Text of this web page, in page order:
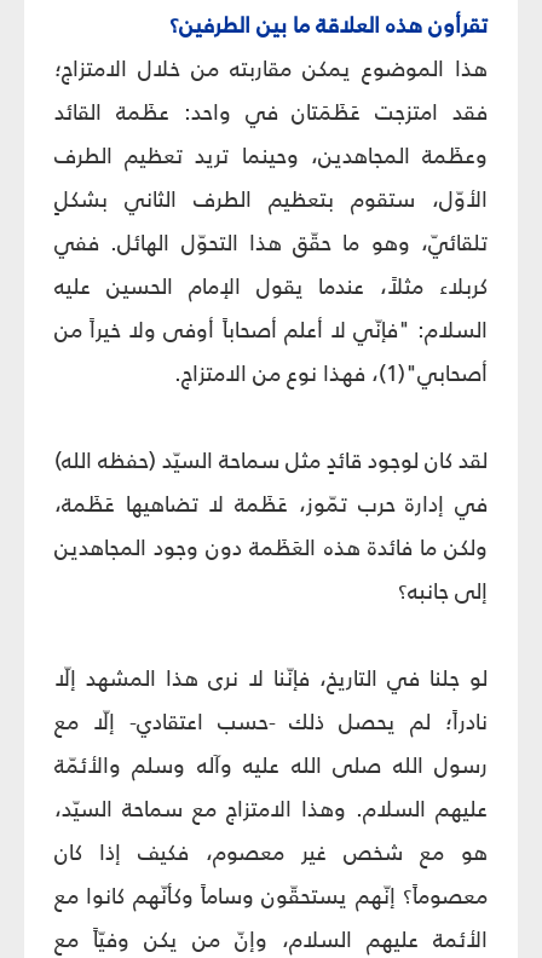
تقرأون هذه العلاقة ما بين الطرفين؟
هذا الموضوع يمكن مقاربته من خلال الامتزاج؛
فقد امتزجت عَظَمَتان في واحد: عظَمة القائد
وعظَمة المجاهدين، وحينما تريد تعظيم الطرف
الأوّل، ستقوم بتعظيم الطرف الثاني بشكلٍ
تلقائيّ، وهو ما حقّق هذا التحوّل الهائل. ففي
كربلاء مثلاً، عندما يقول الإمام الحسين عليه
السلام: "فإنّي لا أعلم أصحاباً أوفى ولا خيراً من
أصحابي"(1)، فهذا نوع من الامتزاج.
لقد كان لوجود قائدٍ مثل سماحة السيّد (حفظه الله)
في إدارة حرب تمّوز، عَظَمة لا تضاهيها عَظَمة،
ولكن ما فائدة هذه العَظَمة دون وجود المجاهدين
إلى جانبه؟
لو جلنا في التاريخ، فإنّنا لا نرى هذا المشهد إلّا
نادراً؛ لم يحصل ذلك -حسب اعتقادي- إلّا مع
رسول الله صلى الله عليه وآله وسلم والأئمّة
عليهم السلام. وهذا الامتزاج مع سماحة السيّد،
هو مع شخص غير معصوم، فكيف إذا كان
معصوماً؟ إنّهم يستحقّون وساماً وكأنّهم كانوا مع
الأئمة عليهم السلام، وإنّ من يكن وفيّاً مع